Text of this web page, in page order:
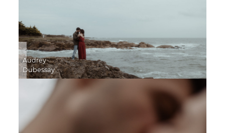
©
Audrey
Dubessay